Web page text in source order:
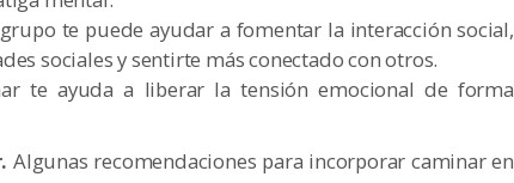
te puede ayudar a fomentar la interacción social,
sociales y sentirte más conectado con otros.
te ayuda a liberar la tensión emocional de forma
Algunas recomendaciones para incorporar caminar en